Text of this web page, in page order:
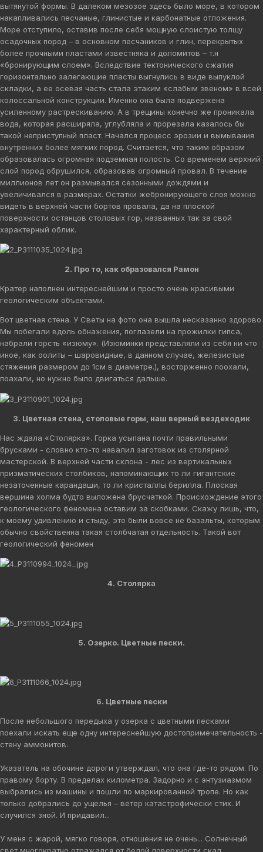
вытянутой формы. В далеком мезозое здесь было море, в котором
накапливались песчаные, глинистые и карбонатные отложения.
Море отступило, оставив после себя мощную слоистую толщу
осадочных пород – в основном песчаников и глин, перекрытых
более прочными пластами известняка и доломитов – т.н
«бронирующим слоем». Вследствие тектонического сжатия
горизонтально залегающие пласты выгнулись в виде выпуклой
складки, а ее осевая часть стала этаким «слабым звеном» в всей
колоссальной конструкции. Именно она была подвержена
усиленному растрескиванию. А в трещины конечно же проникала
вода, которая расширяла, углубляла и прорезала казалось бы
такой неприступный пласт. Начался процесс эрозии и вымывания
внутренних более мягких пород. Считается, что таким образом
образовалась огромная подземная полость. Со временем верхний
слой пород обрушился, образовав огромный провал. В течение
миллионов лет он размывался сезонными дождями и
увеличивался в размерах. Остатки жебронирующего слоя можно
видеть в верхней части бортов провала, да на плоской
поверхности останцов столовых гор, названных так за свой
характерный облик.
2. Про то, как образовался Рамон
Кратер наполнен интереснейшим и просто очень красивыми
геологическим объектами.
Вот цветная стена. У Светы на фото она вышла несказанно здорово.
Мы побегали вдоль обнажения, поглазели на прожилки гипса,
набрали горсть «изюму». (Изюминки представляли из себя ни что
иное, как оолиты – шаровидные, в данном случае, железистые
стяжения размером до 1см в диаметре.), восторженно поохали,
поахали, но нужно было двигаться дальше.
3. Цветная стена, столовые горы, наш верный вездеходик
Нас ждала «Столярка». Горка усыпана почти правильными
брусками - словно кто-то навалил заготовок из столярной
мастерской. В верхней части склона - лес из вертикальных
призматических столбиков, напоминающих то ли гигантские
незаточенные карандаши, то ли кристаллы берилла. Плоская
вершина холма будто выложена брусчаткой. Происхождение этого
геологического феномена оставим за скобками. Скажу лишь, что,
к моему удивлению и стыду, это были вовсе не базальты, которым
обычно свойственна такая столбчатая отдельность. Такой вот
геологический феномен
4. Столярка
5. Озерко. Цветные пески.
6. Цветные пески
После небольшого передыха у озерка с цветными песками
поехали искать еще одну интереснейшую достопримечательность -
стену аммонитов.
Указатель на обочине дороги утверждал, что она где-то рядом. По
правому борту. В пределах километра. Задорно и с энтузиазмом
выбрались из машины и пошли по маркированной тропе. Но как
только добрались до ущелья – ветер катастрофически стих. И
случился зной. И придавил...
У меня с жарой, мягко говоря, отношения не очень... Солнечный